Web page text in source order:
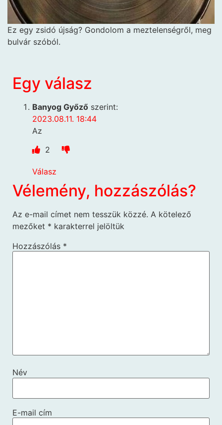
Ez egy zsidó újság? Gondolom a meztelenségről, meg
bulvár szóból.
Egy válasz
Banyog Győző szerint:
2023.08.11. 18:44
Az
2
Válasz
Vélemény, hozzászólás?
Az e-mail címet nem tesszük közzé. A kötelező
mezőket * karakterrel jelöltük
Hozzászólás *
Név
E-mail cím